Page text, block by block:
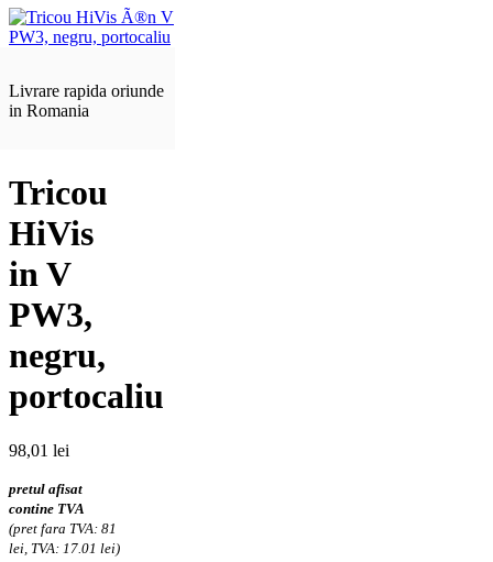
Livrare rapida oriunde
in Romania
Tricou
HiVis
in V
PW3,
negru,
portocaliu
98,01 lei
pretul afisat
contine TVA
(pret fara TVA: 81
lei, TVA: 17.01 lei)